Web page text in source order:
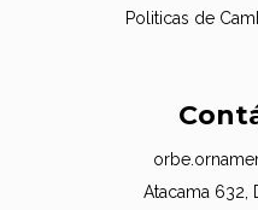
Politicas de
Atacama 632,